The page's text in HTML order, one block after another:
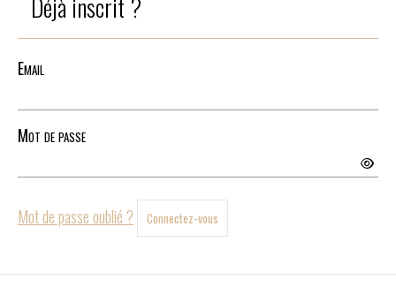
Déjà inscrit ?
Email
Mot de passe
Mot de passe oublié ? Connectez-vous